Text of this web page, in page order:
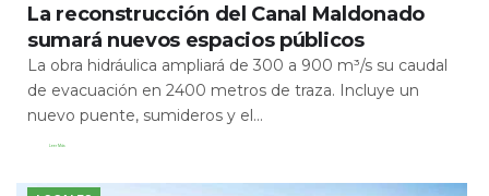
La reconstrucción del Canal Maldonado
sumará nuevos espacios públicos
La obra hidráulica ampliará de 300 a 900 m³/s su caudal
de evacuación en 2400 metros de traza. Incluye un
nuevo puente, sumideros y el...
Leer Más